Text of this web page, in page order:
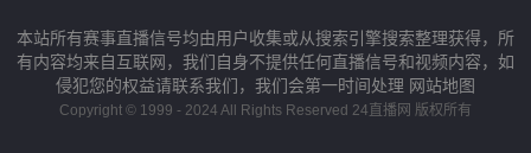
本站所有赛事直播信号均由用户收集或从搜索引擎搜索整理获得，所
有内容均来自互联网，我们自身不提供任何直播信号和视频内容，如
侵犯您的权益请联系我们，我们会第一时间处理 网站地图
Copyright © 1999 - 2024 All Rights Reserved 24直播网 版权所有